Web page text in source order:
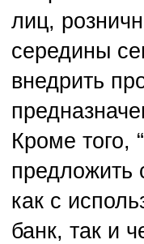
лиц,
середины
внедрить
Кроме того,
предложить
как с
банк, так и